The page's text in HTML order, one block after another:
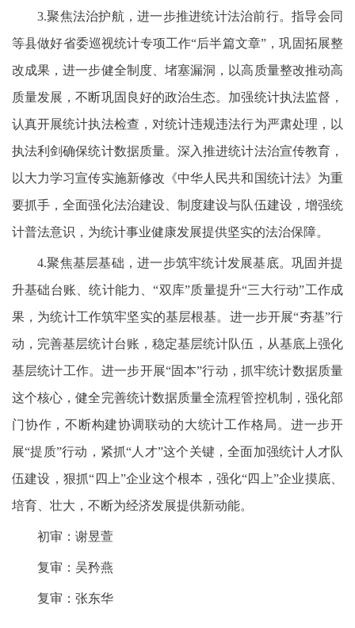
3.聚焦法治护航，进一步推进统计法治前行。指导会同
等县做好省委巡视统计专项工作“后半篇文章”，巩固拓展整
改成果，进一步健全制度、堵塞漏洞，以高质量整改推动高
质量发展，不断巩固良好的政治生态。加强统计执法监督，
认真开展统计执法检查，对统计违规违法行为严肃处理，以
执法利剑确保统计数据质量。深入推进统计法治宣传教育，
以大力学习宣传实施新修改《中华人民共和国统计法》为重
要抓手，全面强化法治建设、制度建设与队伍建设，增强统
计普法意识，为统计事业健康发展提供坚实的法治保障。
4.聚焦基层基础，进一步筑牢统计发展基底。巩固并提
升基础台账、统计能力、“双库”质量提升“三大行动”工作成
果，为统计工作筑牢坚实的基层根基。进一步开展“夯基”行
动，完善基层统计台账，稳定基层统计队伍，从基底上强化
基层统计工作。进一步开展“固本”行动，抓牢统计数据质量
这个核心，健全完善统计数据质量全流程管控机制，强化部
门协作，不断构建协调联动的大统计工作格局。进一步开
展“提质”行动，紧抓“人才”这个关键，全面加强统计人才队
伍建设，狠抓“四上”企业这个根本，强化“四上”企业摸底、
培育、壮大，不断为经济发展提供新动能。
初审：谢昱萱
复审：吴矜燕
复审：张东华